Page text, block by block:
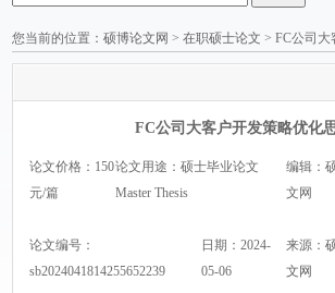
您当前的位置：硕博论文网 >在职硕士论文 > FC公司
FC公司大客户开发策略优化
论文价格：150
元/篇
论文用途：硕士毕业论文
Master Thesis
编辑：
文网
论文编号：
sb2024041814255652239
日期：2024-
05-06
来源：
文网